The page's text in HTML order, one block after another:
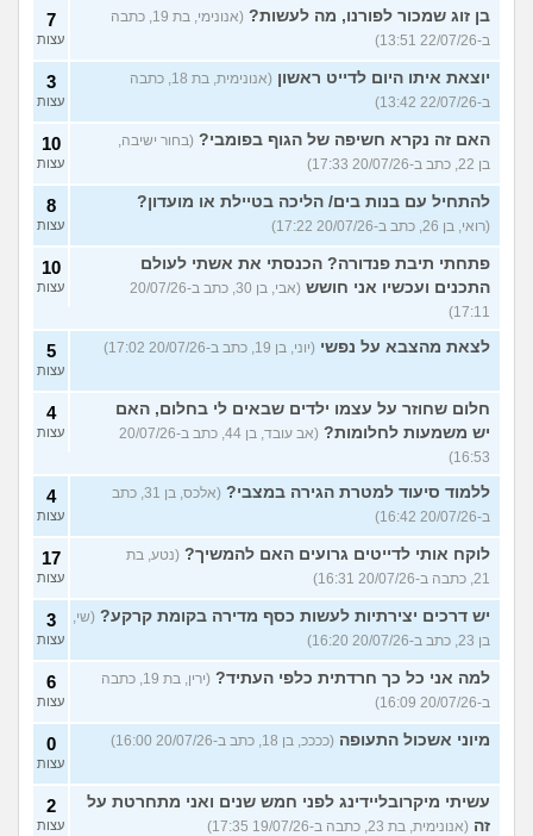
בן זוג שמכור לפורנו, מה לעשות?
(אנונימי, בת 19, כתבה
ב-22/07/26 13:51)
7
עצות
יוצאת איתו היום לדייט ראשון
(אנונימית, בת 18, כתבה
ב-22/07/26 13:42)
3
עצות
האם זה נקרא חשיפה של הגוף בפומבי? (בחור ישיבה,
בן 22, כתב ב-20/07/26 17:33)
10
עצות
להתחיל עם בנות בים/ הליכה בטיילת או מועדון?
(רואי, בן 26, כתב ב-20/07/26 17:22)
8
עצות
פתחתי תיבת פנדורה? הכנסתי את אשתי לעולם
התכנים ועכשיו אני חושש
(אבי, בן 30, כתב ב-20/07/26
17:11)
10
עצות
לצאת מהצבא על נפשי (יוני, בן 19, כתב ב-20/07/26 17:02) 5
עצות
חלום שחוזר על עצמו ילדים שבאים לי בחלום, האם
יש משמעות לחלומות?
(אב עובד, בן 44, כתב ב-20/07/26
16:53)
4
עצות
ללמוד סיעוד למטרת הגירה במצבי?
(אלכס, בן 31, כתב
ב-20/07/26 16:42)
4
עצות
לוקח אותי לדייטים גרועים האם להמשיך? (נטע, בת
21, כתבה ב-20/07/26 16:31)
17
עצות
יש דרכים יצירתיות לעשות כסף מדירה בקומת קרקע? (שי,
בן 23, כתב ב-20/07/26 16:20)
3
עצות
למה אני כל כך חרדתית כלפי העתיד?
(ירין, בת 19, כתבה
ב-20/07/26 16:09)
6
עצות
מיוני אשכול התעופה (ככככ, בן 18, כתב ב-20/07/26 16:00) 0
עצות
עשיתי מיקרובליידינג לפני חמש שנים ואני מתחרטת על
זה (אנונימית, בת 23, כתבה ב-19/07/26 17:35)
2
עצות